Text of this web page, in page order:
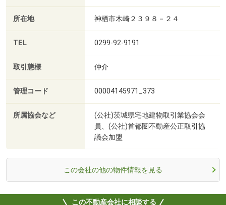
所在地 神栖市木崎２３９８－２４
TEL 0299-92-9191
取引態様 仲介
管理コード 00004145971_373
所属協会など
(公社)茨城県宅地建物取引業協会会
員、(公社)首都圏不動産公正取引協
議会加盟
この会社の他の物件情報を見る
この不動産会社に相談する